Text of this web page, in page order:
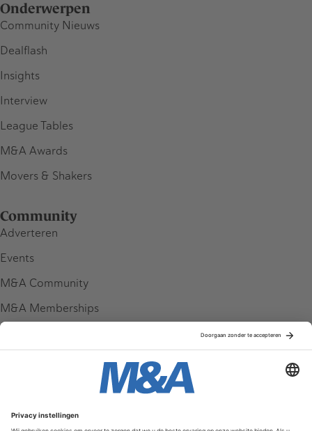
Onderwerpen
Community Nieuws
Dealflash
Insights
Interview
League Tables
M&A Awards
Movers & Shakers
Community
Adverteren
Events
M&A Community
M&A Memberships
Service & Contact